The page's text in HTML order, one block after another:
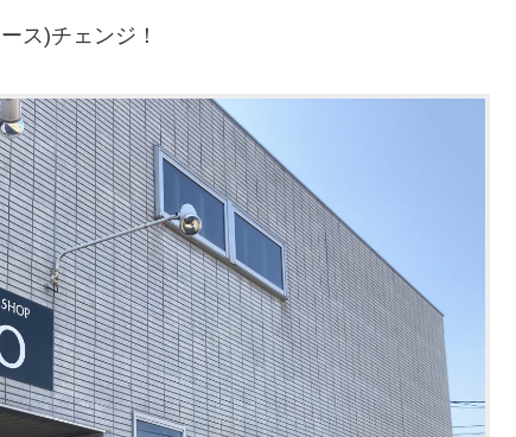
ス)チェンジ！